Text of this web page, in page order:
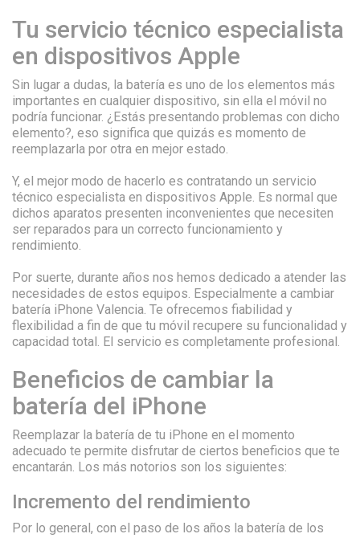
Tu servicio técnico especialista
en dispositivos Apple
Sin lugar a dudas, la batería es uno de los elementos más
importantes en cualquier dispositivo, sin ella el móvil no
podría funcionar. ¿Estás presentando problemas con dicho
elemento?, eso significa que quizás es momento de
reemplazarla por otra en mejor estado.
Y, el mejor modo de hacerlo es contratando un servicio
técnico especialista en dispositivos Apple. Es normal que
dichos aparatos presenten inconvenientes que necesiten
ser reparados para un correcto funcionamiento y
rendimiento.
Por suerte, durante años nos hemos dedicado a atender las
necesidades de estos equipos. Especialmente a cambiar
batería iPhone Valencia. Te ofrecemos fiabilidad y
flexibilidad a fin de que tu móvil recupere su funcionalidad y
capacidad total. El servicio es completamente profesional.
Beneficios de cambiar la
batería del iPhone
Reemplazar la batería de tu iPhone en el momento
adecuado te permite disfrutar de ciertos beneficios que te
encantarán. Los más notorios son los siguientes:
Incremento del rendimiento
Por lo general, con el paso de los años la batería de los